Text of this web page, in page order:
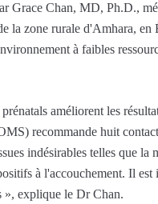
Grace Chan, MD, Ph.D.,
la zone rurale d'Amhara,
à faibles
améliorent les
recommande huit
indésirables telles que la
à l'accouchement. Il
», explique le Dr Chan.